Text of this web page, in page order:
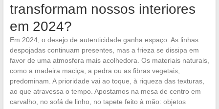
transformam nossos interiores
em 2024?
Em 2024, o desejo de autenticidade ganha espaço. As linhas
despojadas continuam presentes, mas a frieza se dissipa em
favor de uma atmosfera mais acolhedora. Os materiais naturais,
como a madeira maciça, a pedra ou as fibras vegetais,
predominam. A prioridade vai ao toque, à riqueza das texturas,
ao que atravessa o tempo. Apostamos na mesa de centro em
carvalho, no sofá de linho, no tapete feito à mão: objetos